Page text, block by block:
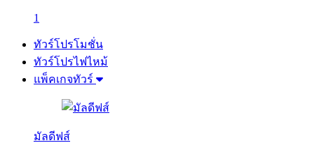
1
ทัวร์โปรโมชั่น
ทัวร์โปรไฟไหม้
แพ็คเกจทัวร์
มัลดีฟส์